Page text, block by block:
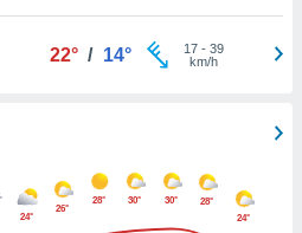
22° / 14° 17- 39
km/h
24°
26°
28° 30° 30°
28°
24°